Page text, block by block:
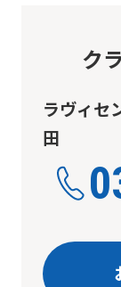
ク
ラヴィセ
田